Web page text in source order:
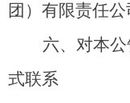
团）有限责任
六、 对本
式联系